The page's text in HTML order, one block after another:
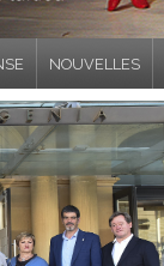
NOUVELLES